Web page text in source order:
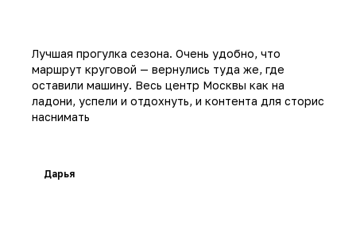
Лучшая прогулка сезона. Очень удобно, что
маршрут круговой — вернулись туда же, где
оставили машину. Весь центр Москвы как на
ладони, успели и отдохнуть, и контента для сторис
наснимать
Дарья